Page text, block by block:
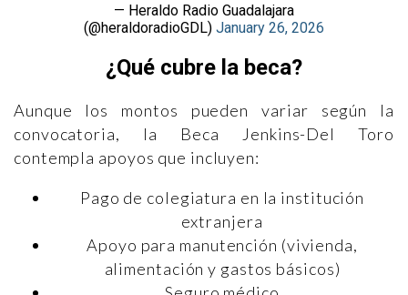
— Heraldo Radio Guadalajara
(@heraldoradioGDL) January 26, 2026
¿Qué cubre la beca?
Aunque los montos pueden variar según la
convocatoria, la Beca Jenkins-Del Toro
contempla apoyos que incluyen:
Pago de colegiatura en la institución
extranjera
Apoyo para manutención (vivienda,
alimentación y gastos básicos)